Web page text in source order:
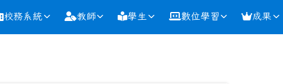
校務系統 教師 學生 數位學習 成果